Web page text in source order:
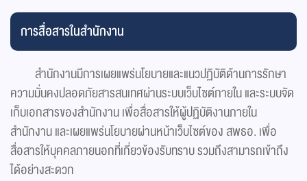
การสื่อสารในสำนักงาน
สำนักงานมีการเผยแพร่นโยบายและแนวปฏิบัติด้านการรักษา
ความมั่นคงปลอดภัยสารสนเทศผ่านระบบเว็บไซต์ภายใน และระบบจัด
เก็บเอกสารของสำนักงาน เพื่อสื่อสารให้ผู้ปฏิบัติงานภายใน
สำนักงาน และเผยแพร่นโยบายผ่านหน้าเว็บไซต์ของ สพธอ. เพื่อ
สื่อสารให้บุคคลภายนอกที่เกี่ยวข้องรับทราบ รวมถึงสามารถเข้าถึง
ได้อย่างสะดวก